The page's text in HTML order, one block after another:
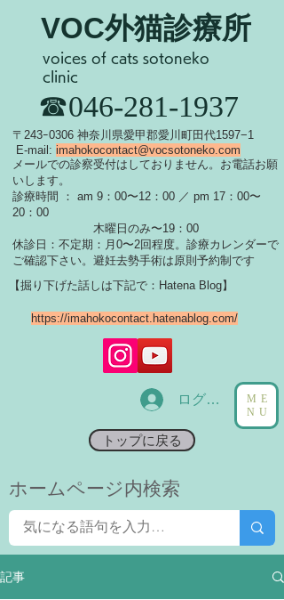
VOC外猫診療所
​☎046-281-1937
​〒243ｰ0306 神奈川県愛甲郡愛川町田代1597−1
E-mail: imahokocontact@vocsotoneko.com
​メールでの診察受付はしておりません。お電話お願
いします。
診療時間 ： am 9：00〜12：00 ／ pm 17：00〜
20：00
木曜日のみ〜19：00
休診日：不定期：月0〜2回程度。診療カレンダーで
ご確認下さい。 ​避妊去勢手術は原則予約制です
voices of cats sotoneko
clinic
ログイン
トップに戻る
ME
NU
https://imahokocontact.hatenablog.com/
【掘り下げた話しは下記で：Hatena Blog】
​ホームページ内検索
記事